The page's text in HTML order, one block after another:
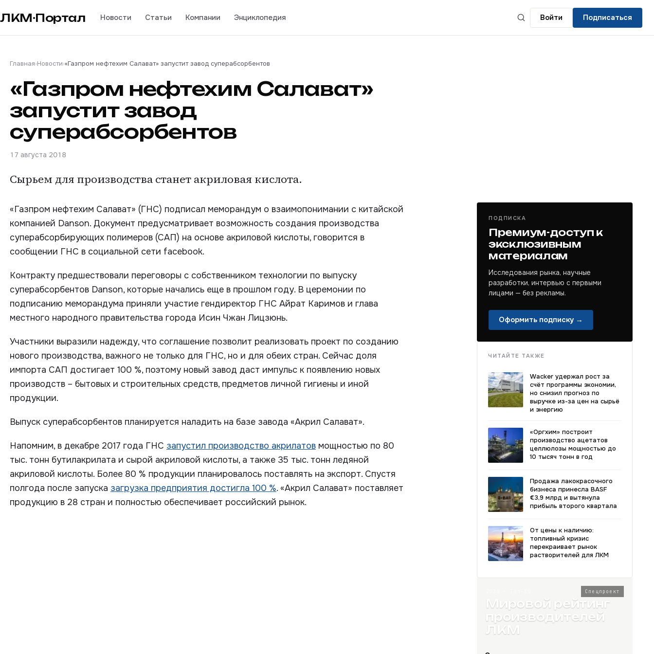
ЛКМ·Портал Новости Статьи Компании Энциклопедия Войти Подписаться
Главная›Новости›«Газпром нефтехим Салават» запустит завод суперабсорбентов
«Газпром нефтехим Салават»
запустит завод
суперабсорбентов
17 августа 2018
Сырьем для производства станет акриловая кислота.
«Газпром нефтехим Салават» (ГНС) подписал меморандум о взаимопонимании с китайской
компанией Danson. Документ предусматривает возможность создания производства
суперабсорбирующих полимеров (САП) на основе акриловой кислоты, говорится в
сообщении ГНС в социальной сети facebook.
Контракту предшествовали переговоры с собственником технологии по выпуску
суперабсорбентов Danson, которые начались еще в прошлом году. В церемонии по
подписанию меморандума приняли участие гендиректор ГНС Айрат Каримов и глава
местного народного правительства города Исин Чжан Лицзюнь.
Участники выразили надежду, что соглашение позволит реализовать проект по созданию
нового производства, важного не только для ГНС, но и для обеих стран. Сейчас доля
импорта САП достигает 100 %, поэтому новый завод даст импульс к появлению новых
производств – бытовых и строительных средств, предметов личной гигиены и иной
продукции.
Выпуск суперабсорбентов планируется наладить на базе завода «Акрил Салават».
Напомним, в декабре 2017 года ГНС запустил производство акрилатов мощностью по 80
тыс. тонн бутилакрилата и сырой акриловой кислоты, а также 35 тыс. тонн ледяной
акриловой кислоты. Более 80 % продукции планировалось поставлять на экспорт. Спустя
полгода после запуска загрузка предприятия достигла 100 %. «Акрил Салават» поставляет
продукцию в 28 стран и полностью обеспечивает российский рынок.
ПОДПИСКА
Премиум-доступ к
эксклюзивным
материалам
Исследования рынка, научные
разработки, интервью с первыми
лицами — без рекламы.
Оформить подписку →
ЧИТАЙТЕ ТАКЖЕ
Wacker удержал рост за
счёт программы экономии,
но снизил прогноз по
выручке из-за цен на сырьё
и энергию
«Оргхим» построит
производство ацетатов
целлюлозы мощностью до
10 тысяч тонн в год
Продажа лакокрасочного
бизнеса принесла BASF
€3,9 млрд и вытянула
прибыль второго квартала
От цены к наличию:
топливный кризис
перекраивает рынок
растворителей для ЛКМ
Спецпроект
Мировой рейтинг
производителей
ЛКМ